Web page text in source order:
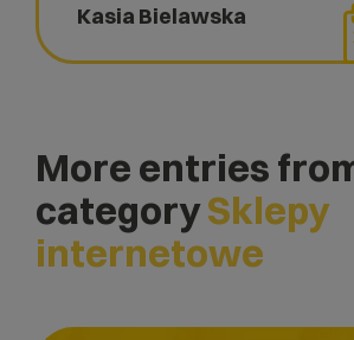
Kasia Bielawska
More entries
categorySklepy
internetowe